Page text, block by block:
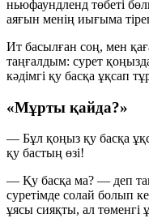
ньюфаундленд төбеті
аяғын менің иығыма
Ит басылған соң, мен
таңғалдым: сурет
кәдімгі қу басқа ұқсап
«Мұрты қайда?»
— Бұл қоңыз қу басқа
қу бастың өзі!
— Қу басқа ма? — деп
суретімде солай болып
ұясы сияқты, ал төменгі